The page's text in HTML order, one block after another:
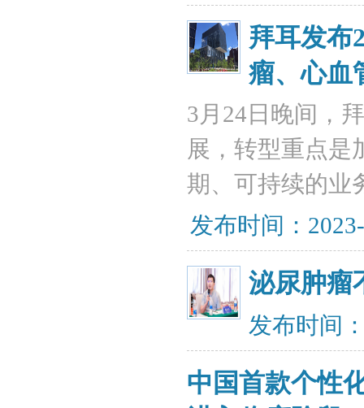
拜耳发布
瘤、心血
3月24日晚间，
展，转型重点是
期、可持续的业
发布时间：
泌尿肿瘤
发布时间
中国首款个性